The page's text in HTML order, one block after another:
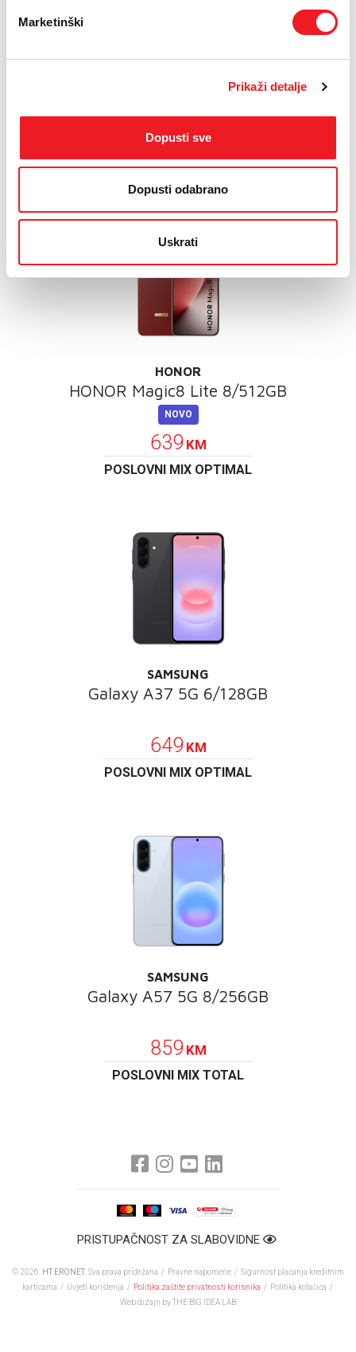
Marketinški
Prikaži detalje
Dopusti sve
Dopusti odabrano
Uskrati
Redmi Note 15 Pro 12/512GB
569KM
POSLOVNI MIX OPTIMAL
HONOR
HONOR Magic8 Lite 8/512GB
NOVO
639 KM
POSLOVNI MIX OPTIMAL
SAMSUNG
Galaxy A37 5G 6/128GB
649 KM
POSLOVNI MIX OPTIMAL
SAMSUNG
Galaxy A57 5G 8/256GB
859 KM
POSLOVNI MIX TOTAL
PRISTUPAČNOST ZA SLABOVIDNE
© 2026. HT ERONET . Sva prava pridržana / Pravne napomene / Sigurnost plaćanja kreditnim
karticama / Uvjeti korištenja / Politika zaštite privatnosti korisnika / Politika kolačića /
Web dizajn by THE BIG IDEA LAB